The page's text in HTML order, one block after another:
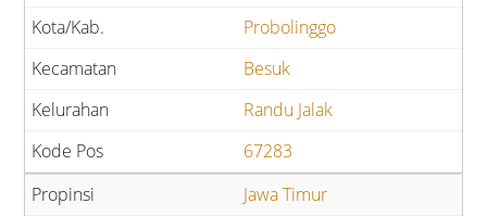
Probolinggo
Besuk
Randu Jalak
67283
Jawa Timur